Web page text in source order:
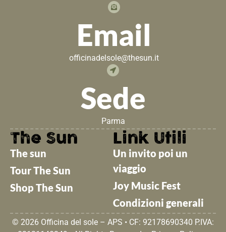
Email
officinadelsole@thesun.it
Sede
Parma
The Sun
The sun
Tour The Sun
Shop The Sun
Link Utili
Un invito poi un
viaggio
Joy Music Fest
Condizioni generali
© 2026 Officina del sole – APS • CF: 92178690340 P.IVA: